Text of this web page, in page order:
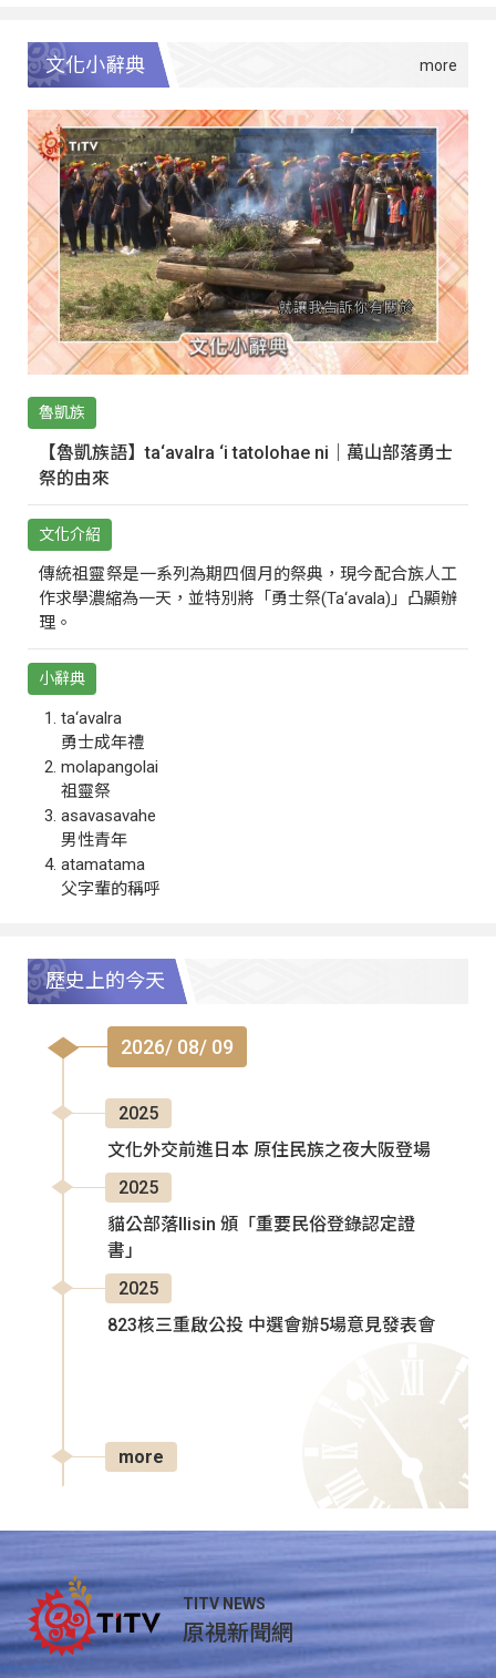
文化小辭典
魯凱族
【魯凱族語】ta‘avalra ‘i tatolohae ni｜萬山部落勇士
祭的由來
文化介紹
傳統祖靈祭是一系列為期四個月的祭典，現今配合族人工
作求學濃縮為一天，並特別將「勇士祭(Ta‘avala)」凸顯辦
理。
小辭典
ta‘avalra
勇士成年禮
molapangolai
祖靈祭
asavasavahe
男性青年
atamatama
父字輩的稱呼
歷史上的今天
2026/ 08/ 09
2025
文化外交前進日本 原住民族之夜大阪登場
2025
貓公部落Ilisin 頒「重要民俗登錄認定證
書」
2025
823核三重啟公投 中選會辦5場意見發表會
more
TITV NEWS
原視新聞網